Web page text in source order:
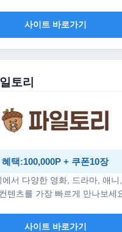
사이트 바로가기
토리
혜택:100,000P + 쿠폰10장
에서 다양한 영화, 드라마, 애니
텐츠를 가장 빠르게 만나보세
사이트 바로가기